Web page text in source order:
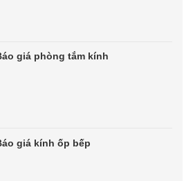
giá phòng tắm kính
giá kính ốp bếp